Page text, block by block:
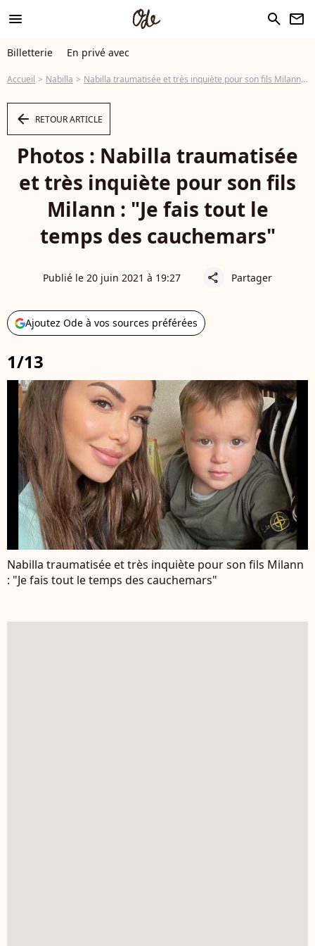
menu search newsletter
Billetterie En privé avec
Accueil Nabilla Nabilla traumatisée et très inquiète pour son fils Milann : "Je fais tout le temps des cauchemars"
arrow_left RETOUR ARTICLE
Photos : Nabilla traumatisée
et très inquiète pour son fils
Milann : "Je fais tout le
temps des cauchemars"
Publié le 20 juin 2021 à 19:27 share Partager
Ajoutez Ode à vos sources préférées
1/13
Nabilla traumatisée et très inquiète pour son fils Milann
: "Je fais tout le temps des cauchemars"